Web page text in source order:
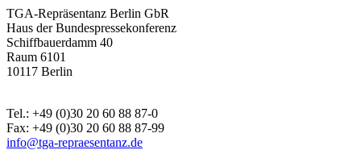
TGA-Repräsentanz Berlin GbR
Haus der Bundespressekonferenz
Schiffbauerdamm 40
Raum 6101
10117 Berlin
Tel.: +49 (0)30 20 60 88 87-0
Fax: +49 (0)30 20 60 88 87-99
info@tga-repraesentanz.de